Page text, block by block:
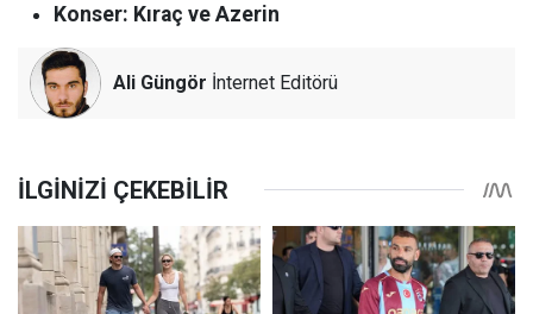
Konser: Kıraç ve Azerin
Ali Güngör İnternet Editörü